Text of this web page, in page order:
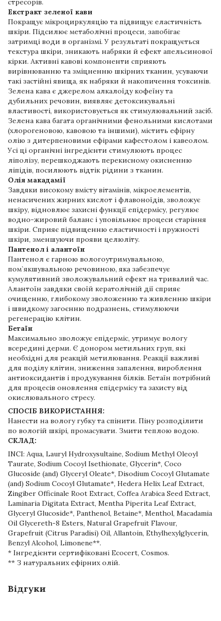
стресорів.
Екстракт зеленої кави
Покращує мікроциркуляцію та підвищує еластичність
шкіри. Підсилює метаболічні процеси, запобігає
затримці води в організмі. У результаті покращується
текстура шкіри, зникають набряки й ефект апельсинової
кірки. Активні кавові компоненти сприяють
вирівнюванню та зміцненню шкірних тканин, усуваючи
такі застійні явища, як набряки й накопичення токсинів.
Зелена кава є джерелом алкалоїду кофеїну та
дубильних речовин, виявляє детоксикувальні
властивості, використовується як стимулювальний засіб.
Зелена кава багата органічними фенольними кислотами
(хлорогеновою, кавовою та іншими), містить ефірну
олію з дитерпеновими ефірами кафестолом і кавеолом.
Усі ці органічні інгредієнти стимулюють процес
ліполізу, перешкоджають перекисному окисненню
ліпідів, посилюють відтік рідини з тканин.
Олія макадамії
Завдяки високому вмісту вітамінів, мікроелементів,
ненасичених жирних кислот і флавоноїдів, зволожує
шкіру, відновлює захисні функції епідермісу, регулює
водно-жировий баланс і уповільнює процеси старіння
шкіри. Сприяє підвищенню еластичності і пружності
шкіри, зменшуючи прояви целюліту.
Пантенол і алантоїн
Пантенол є гарною вологоутримувальною,
пом`якшувальною речовиною, яка забезпечує
кумулятивний зволожувальний ефект на тривалий час.
Алантоїн завдяки своїй кератолічній дії сприяє
очищенню, глибокому зволоженню та живленню шкіри
і швидкому загоєнню подразнень, стимулюючи
регенерацію клітин.
Бетаїн
Максимально зволожує епідерміс, утримує вологу
всередині дерми. Є донором метильних груп, які
необхідні для реакцій метилювання. Реакції важливі
для поділу клітин, зниження запалення, вироблення
антиоксидантів і продукування білків. Бетаїн потрібний
для процесів оновлення епідермісу та захисту від
окислювального стресу.
СПОСІБ ВИКОРИСТАННЯ:
Нанести на вологу губку та спінити. Піну розподілити
по вологій шкірі, промасувати. Змити теплою водою.
СКЛАД:
INCI: Aqua, Lauryl Hydroxysultaine, Sodium Methyl Oleoyl
Taurate, Sodium Cocoyl Isethionate, Glycerin*, Coco
Glucoside (and) Glyceryl Oleate*, Disodium Cocoyl Glutamate
(and) Sodium Cocoyl Glutamate*, Hedera Helix Leaf Extract,
Zingiber Officinale Root Extract, Coffea Arabica Seed Extract,
Laminaria Digitata Extract, Mentha Piperita Leaf Extract,
Glyceryl Glucoside*, Panthenol, Betaine*, Menthol, Macadamia
Oil Glycereth-8 Esters, Natural Grapefruit Flavour,
Grapefruit (Citrus Paradisi) Oil, Allantoin, Ethylhexylglycerin,
Benzyl Alcohol, Limonene**.
* Інгредієнти сертифіковані Ecocert, Cosmos.
** З натуральних ефірних олій.
Відгуки